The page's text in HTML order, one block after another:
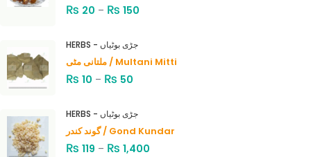
₨ 20 – ₨ 150
HERBS - جڑی بوٹیاں
ملتانی مٹی / Multani Mitti
₨ 10 – ₨ 50
HERBS - جڑی بوٹیاں
گوند کندر / Gond Kundar
₨ 119 – ₨ 1,400